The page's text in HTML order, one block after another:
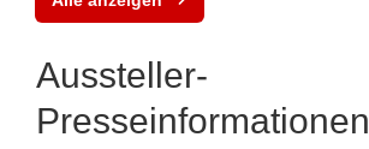
Aussteller-
Presseinformationen